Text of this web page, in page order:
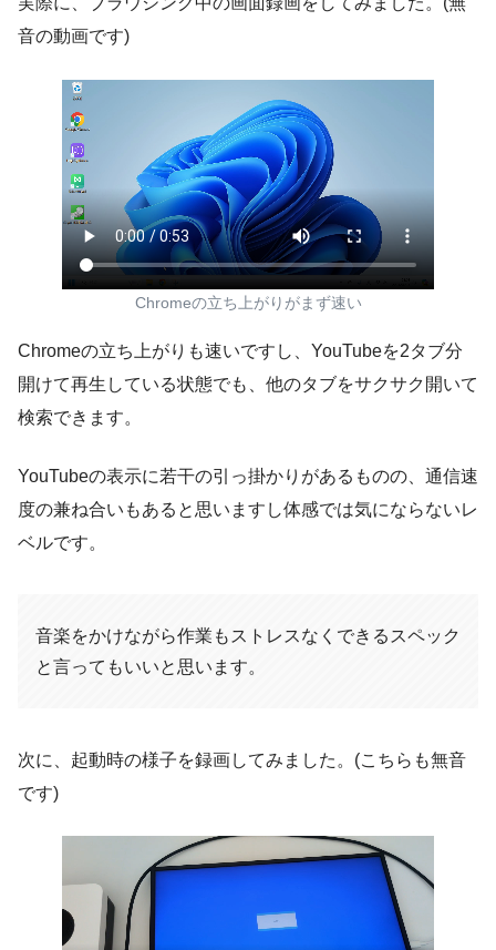
音の動画です)
Chromeの立ち上がりがまず速い
Chromeの立ち上がりも速いですし、YouTubeを2タブ分
開けて再生している状態でも、他のタブをサクサク開いて
検索できます。
YouTubeの表示に若干の引っ掛かりがあるものの、通信速
度の兼ね合いもあると思いますし体感では気にならないレ
ベルです。
音楽をかけながら作業もストレスなくできるスペック
と言ってもいいと思います。
次に、起動時の様子を録画してみました。(こちらも無音
です)